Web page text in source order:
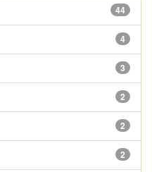
44
4
3
2
2
2